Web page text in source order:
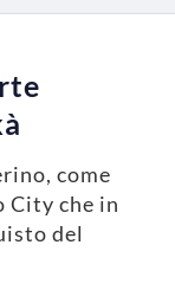
come
City che in
del